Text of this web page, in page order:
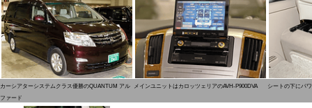
カーシアターシステムクラス優勝のQUANTUM アル
ファード
メインユニットはカロッツェリアのAVH-P900DVA シートの下にパ